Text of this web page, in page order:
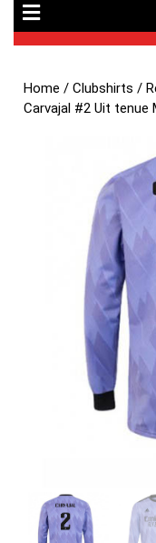
Home /Clubshirts /
Carvajal #2 Uit tenue